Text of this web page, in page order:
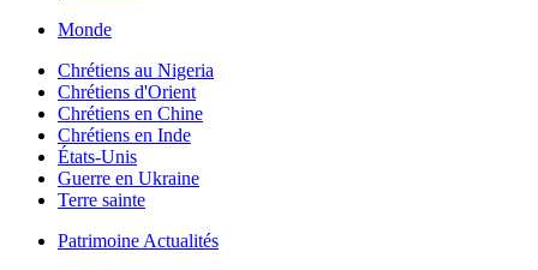
Monde
Chrétiens au Nigeria
Chrétiens d'Orient
Chrétiens en Chine
Chrétiens en Inde
États-Unis
Guerre en Ukraine
Terre sainte
Patrimoine Actualités